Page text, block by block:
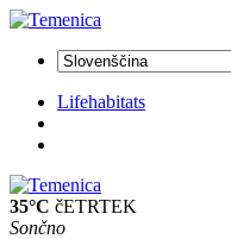
Lifehabitats
35°C čETRTEK
Sončno